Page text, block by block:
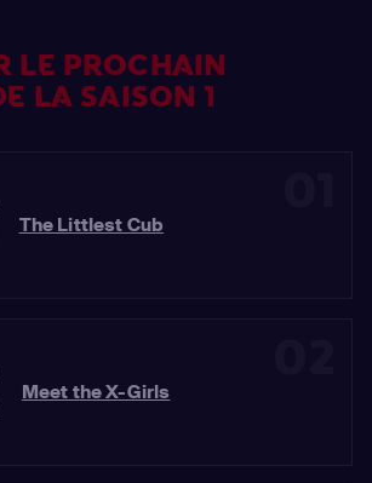
LE PROCHAIN
LA SAISON 1
The Littlest Cub
Meet the X-Girls